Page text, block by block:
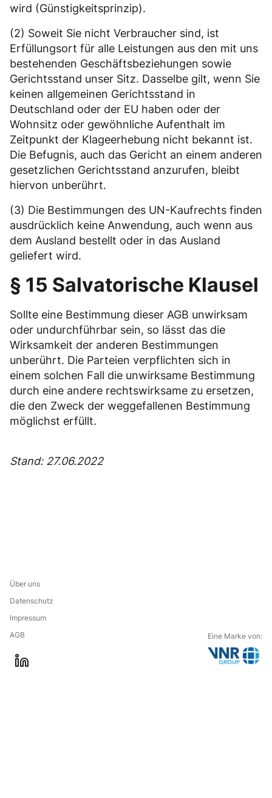
wird (Günstigkeitsprinzip).
(2) Soweit Sie nicht Verbraucher sind, ist
Erfüllungsort für alle Leistungen aus den mit uns
bestehenden Geschäftsbeziehungen sowie
Gerichtsstand unser Sitz. Dasselbe gilt, wenn Sie
keinen allgemeinen Gerichtsstand in
Deutschland oder der EU haben oder der
Wohnsitz oder gewöhnliche Aufenthalt im
Zeitpunkt der Klageerhebung nicht bekannt ist.
Die Befugnis, auch das Gericht an einem anderen
gesetzlichen Gerichtsstand anzurufen, bleibt
hiervon unberührt.
(3) Die Bestimmungen des UN-Kaufrechts finden
ausdrücklich keine Anwendung, auch wenn aus
dem Ausland bestellt oder in das Ausland
geliefert wird.
§ 15 Salvatorische Klausel
Sollte eine Bestimmung dieser AGB unwirksam
oder undurchführbar sein, so lässt das die
Wirksamkeit der anderen Bestimmungen
unberührt. Die Parteien verpflichten sich in
einem solchen Fall die unwirksame Bestimmung
durch eine andere rechtswirksame zu ersetzen,
die den Zweck der weggefallenen Bestimmung
möglichst erfüllt.
Stand: 27.06.2022
Über uns
Datenschutz
Impressum
AGB
Eine Marke von: